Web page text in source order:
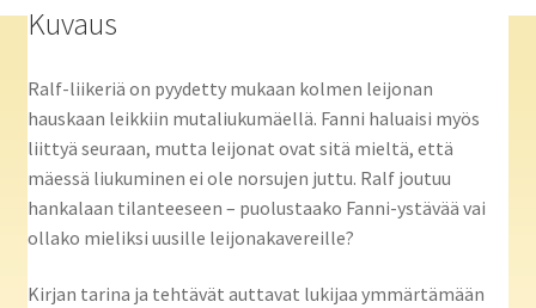
Kuvaus
Ralf-liikeriä on pyydetty mukaan kolmen leijonan
hauskaan leikkiin mutaliukumäellä. Fanni haluaisi myös
liittyä seuraan, mutta leijonat ovat sitä mieltä, että
mäessä liukuminen ei ole norsujen juttu. Ralf joutuu
hankalaan tilanteeseen – puolustaako Fanni-ystävää vai
ollako mieliksi uusille leijonakavereille?
Kirjan tarina ja tehtävät auttavat lukijaa ymmärtämään